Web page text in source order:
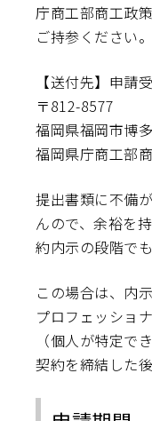
庁商工部商工政
ご持参ください。
【送付先】申請
〒812-8577
福岡県福岡市博
福岡県庁商工部
提出書類に不備
んので、余裕を
約内示の段階で
この場合は、内
プロフェッショ
（個人が特定で
契約を締結した